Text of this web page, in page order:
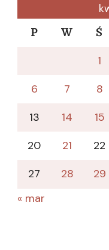
P W Ś
1
6
7 8
13
14 15
20
21 22
27
28 29
« mar